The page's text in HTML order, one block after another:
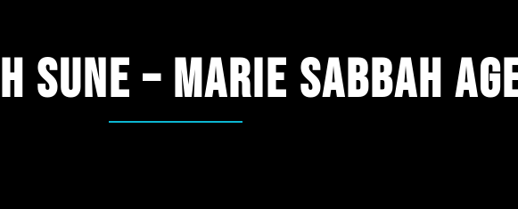
Sune – Marie Sabbah